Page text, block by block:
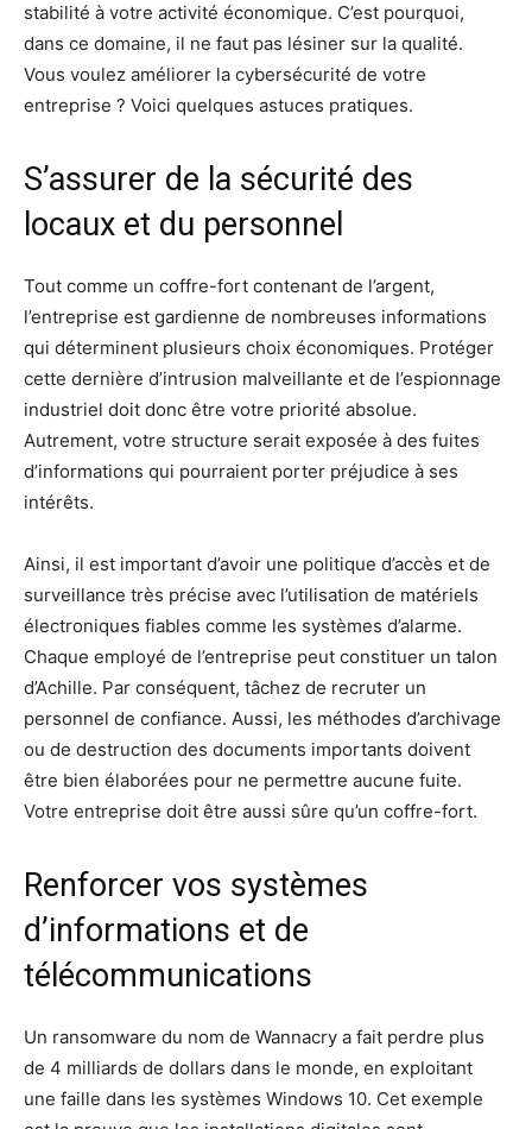
stabilité à votre activité économique. C’est pourquoi,
dans ce domaine, il ne faut pas lésiner sur la qualité.
Vous voulez améliorer la cybersécurité de votre
entreprise ? Voici quelques astuces pratiques.
S’assurer de la sécurité des
locaux et du personnel
Tout comme un coffre-fort contenant de l’argent,
l’entreprise est gardienne de nombreuses informations
qui déterminent plusieurs choix économiques. Protéger
cette dernière d’intrusion malveillante et de l’espionnage
industriel doit donc être votre priorité absolue.
Autrement, votre structure serait exposée à des fuites
d’informations qui pourraient porter préjudice à ses
intérêts.
Ainsi, il est important d’avoir une politique d’accès et de
surveillance très précise avec l’utilisation de matériels
électroniques fiables comme les systèmes d’alarme.
Chaque employé de l’entreprise peut constituer un talon
d’Achille. Par conséquent, tâchez de recruter un
personnel de confiance. Aussi, les méthodes d’archivage
ou de destruction des documents importants doivent
être bien élaborées pour ne permettre aucune fuite.
Votre entreprise doit être aussi sûre qu’un coffre-fort.
Renforcer vos systèmes
d’informations et de
télécommunications
Un ransomware du nom de Wannacry a fait perdre plus
de 4 milliards de dollars dans le monde, en exploitant
une faille dans les systèmes Windows 10. Cet exemple